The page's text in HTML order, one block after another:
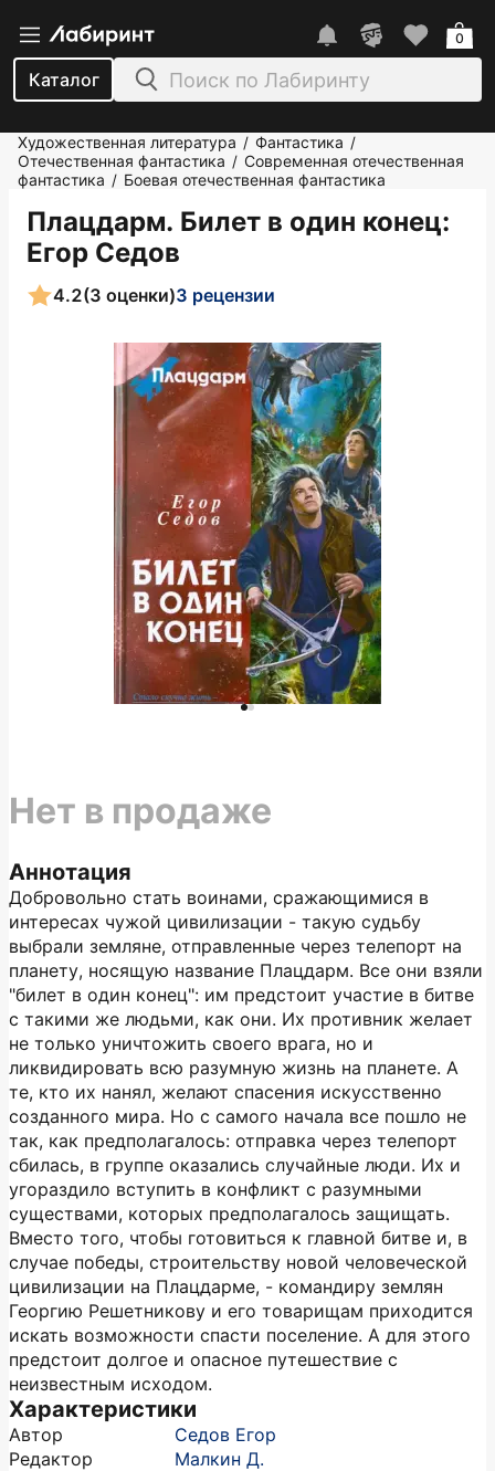
Каталог
0
Художественная литература / Фантастика /
Отечественная фантастика / Современная отечественная
фантастика / Боевая отечественная фантастика
Плацдарм. Билет в один конец:
Егор Седов
4.2(3 оценки)3 рецензии
Аннотация
Добровольно стать воинами, сражающимися в
интересах чужой цивилизации - такую судьбу
выбрали земляне, отправленные через телепорт на
планету, носящую название Плацдарм. Все они взяли
"билет в один конец": им предстоит участие в битве
с такими же людьми, как они. Их противник желает
не только уничтожить своего врага, но и
ликвидировать всю разумную жизнь на планете. А
те, кто их нанял, желают спасения искусственно
созданного мира. Но с самого начала все пошло не
так, как предполагалось: отправка через телепорт
сбилась, в группе оказались случайные люди. Их и
угораздило вступить в конфликт с разумными
существами, которых предполагалось защищать.
Вместо того, чтобы готовиться к главной битве и, в
случае победы, строительству новой человеческой
цивилизации на Плацдарме, - командиру землян
Георгию Решетникову и его товарищам приходится
искать возможности спасти поселение. А для этого
предстоит долгое и опасное путешествие с
неизвестным исходом.
Характеристики
Автор
Седов Егор
Редактор
Малкин Д.
Нет в продаже